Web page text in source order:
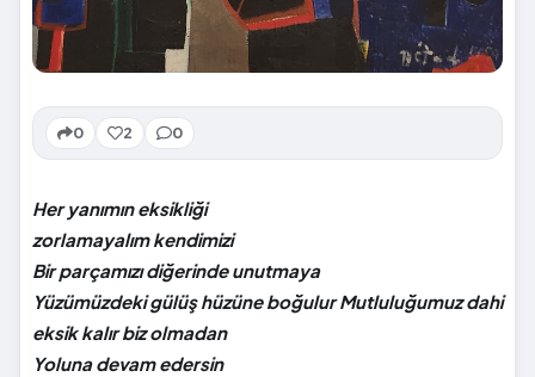
0 2 0
Her yanımın eksikliği
zorlamayalım kendimizi
Bir parçamızı diğerinde unutmaya
Yüzümüzdeki gülüş hüzüne boğulur Mutluluğumuz dahi
eksik kalır biz olmadan
Yoluna devam edersin